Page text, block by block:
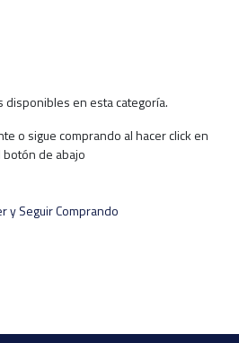
disponibles en esta categoría.
o sigue comprando al hacer click en
botón de abajo
y Seguir Comprando